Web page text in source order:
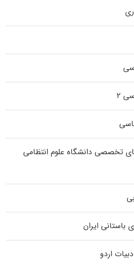
۲
تخصصی داﻧﺸﮕﺎه ﻋﻠﻮم انتظامی
باستانی ایران
اردو